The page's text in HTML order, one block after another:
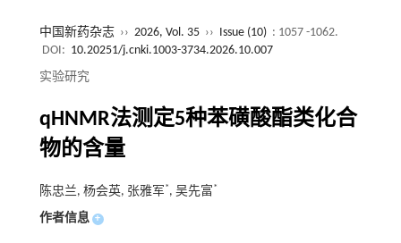
中国新药杂志 ›› 2026, Vol. 35 ›› Issue (10) : 1057 -1062.
DOI: 10.20251/j.cnki.1003-3734.2026.10.007
实验研究
qHNMR法测定5种苯磺酸酯类化合
物的含量
陈忠兰, 杨会英, 张雅军*, 吴先富*
作者信息 +